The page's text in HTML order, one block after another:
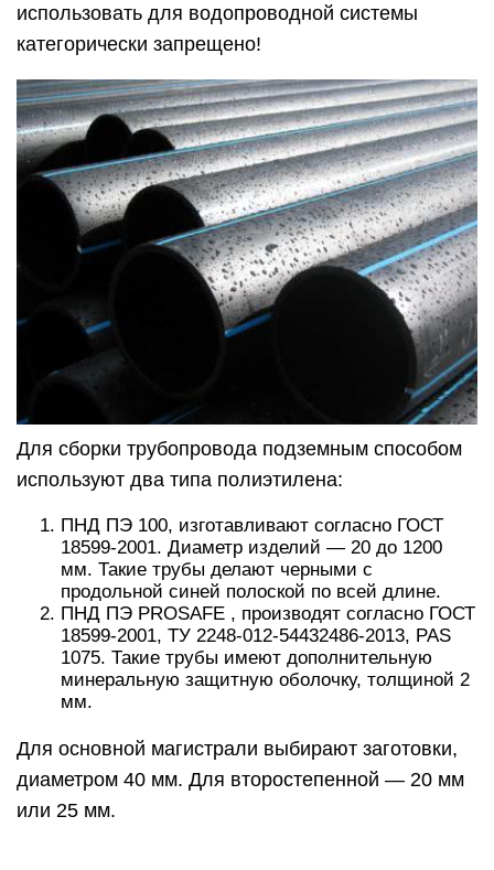
использовать для водопроводной системы
категорически запрещено!
Для сборки трубопровода подземным способом
используют два типа полиэтилена:
ПНД ПЭ 100, изготавливают согласно ГОСТ
18599-2001. Диаметр изделий — 20 до 1200
мм. Такие трубы делают черными с
продольной синей полоской по всей длине.
ПНД ПЭ PROSAFE , производят согласно ГОСТ
18599-2001, ТУ 2248-012-54432486-2013, PAS
1075. Такие трубы имеют дополнительную
минеральную защитную оболочку, толщиной 2
мм.
Для основной магистрали выбирают заготовки,
диаметром 40 мм. Для второстепенной — 20 мм
или 25 мм.